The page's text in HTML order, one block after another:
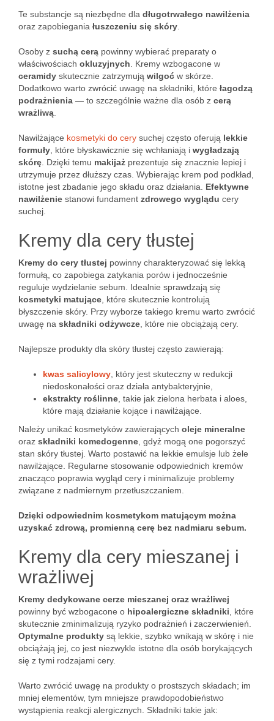
Te substancje są niezbędne dla długotrwałego nawilżenia
oraz zapobiegania łuszczeniu się skóry
Osoby z suchą cerą powinny wybierać preparaty o
właściwościach okluzyjnych . Kremy wzbogacone w
ceramidy skutecznie zatrzymują wilgoć w skórze.
Dodatkowo warto zwrócić uwagę na składniki, które łagodzą
podrażnienia — to szczególnie ważne dla osób z cerą
wrażliwą
Nawilżające kosmetyki do cery suchej często oferują lekkie
formuły , które błyskawicznie się wchłaniają i wygładzają
skórę . Dzięki temu makijaż prezentuje się znacznie lepiej i
utrzymuje przez dłuższy czas. Wybierając krem pod podkład,
istotne jest zbadanie jego składu oraz działania. Efektywne
nawilżenie stanowi fundament zdrowego wyglądu cery
suchej.
Kremy dla cery tłustej
Kremy do cery tłustej powinny charakteryzować się lekką
formułą, co zapobiega zatykania porów i jednocześnie
reguluje wydzielanie sebum. Idealnie sprawdzają się
kosmetyki matujące , które skutecznie kontrolują
błyszczenie skóry. Przy wyborze takiego kremu warto zwrócić
uwagę na składniki odżywcze , które nie obciążają cery.
Najlepsze produkty dla skóry tłustej często zawierają:
kwas salicylowy , który jest skuteczny w redukcji
niedoskonałości oraz działa antybakteryjnie,
ekstrakty roślinne , takie jak zielona herbata i aloes,
które mają działanie kojące i nawilżające.
Należy unikać kosmetyków zawierających oleje mineralne
oraz składniki komedogenne , gdyż mogą one pogorszyć
stan skóry tłustej. Warto postawić na lekkie emulsje lub żele
nawilżające. Regularne stosowanie odpowiednich kremów
znacząco poprawia wygląd cery i minimalizuje problemy
związane z nadmiernym przetłuszczaniem.
Dzięki odpowiednim kosmetykom matującym można
uzyskać zdrową, promienną cerę bez nadmiaru sebum.
Kremy dla cery mieszanej i
wrażliwej
Kremy dedykowane cerze mieszanej oraz wrażliwej
powinny być wzbogacone o hipoalergiczne składniki , które
skutecznie zminimalizują ryzyko podrażnień i zaczerwienień.
Optymalne produkty są lekkie, szybko wnikają w skórę i nie
obciążają jej, co jest niezwykle istotne dla osób borykających
się z tymi rodzajami cery.
Warto zwrócić uwagę na produkty o prostszych składach; im
mniej elementów, tym mniejsze prawdopodobieństwo
wystąpienia reakcji alergicznych. Składniki takie jak: